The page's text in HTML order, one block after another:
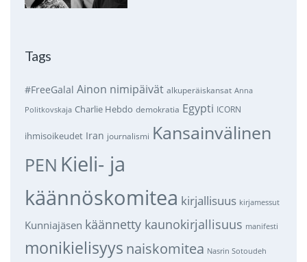
Tags
#FreeGalal Ainon nimipäivät alkuperäiskansat Anna
Politkovskaja Charlie Hebdo demokratia Egypti ICORN
ihmisoikeudet Iran journalismi Kansainvälinen
PEN Kieli- ja
käännöskomitea kirjallisuus kirjamessut
Kunniajäsen käännetty kaunokirjallisuus manifesti
monikielisyys naiskomitea Nasrin Sotoudeh